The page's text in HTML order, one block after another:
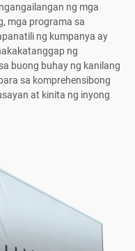
ng mga
mga programa sa
ng kumpanya ay
ng
buong buhay ng kanilang
sa komprehensibong
at kinita ng inyong